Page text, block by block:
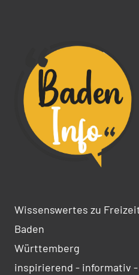
Wissenswertes zu
Baden
Württemberg
inspirierend - informativ